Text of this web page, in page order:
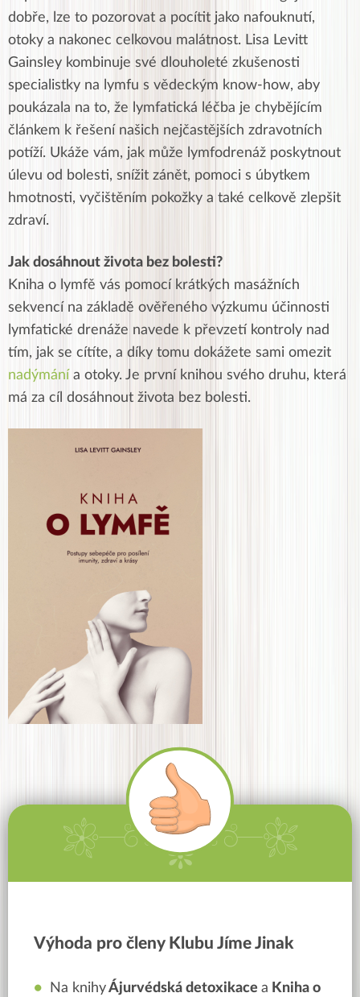
dobře, lze to pozorovat a pocítit jako nafouknutí,
otoky a nakonec celkovou malátnost. Lisa Levitt
Gainsley kombinuje své dlouholeté zkušenosti
specialistky na lymfu s vědeckým know-how, aby
poukázala na to, že lymfatická léčba je chybějícím
článkem k řešení našich nejčastějších zdravotních
potíží. Ukáže vám, jak může lymfodrenáž poskytnout
úlevu od bolesti, snížit zánět, pomoci s úbytkem
hmotnosti, vyčištěním pokožky a také celkově zlepšit
zdraví.
Jak dosáhnout života bez bolesti?
Kniha o lymfě vás pomocí krátkých masážních
sekvencí na základě ověřeného výzkumu účinnosti
lymfatické drenáže navede k převzetí kontroly nad
tím, jak se cítíte, a díky tomu dokážete sami omezit
nadýmání a otoky. Je první knihou svého druhu, která
má za cíl dosáhnout života bez bolesti.
Výhoda pro členy Klubu Jíme Jinak
Na knihyÁjurvédská detoxikace a Kniha o